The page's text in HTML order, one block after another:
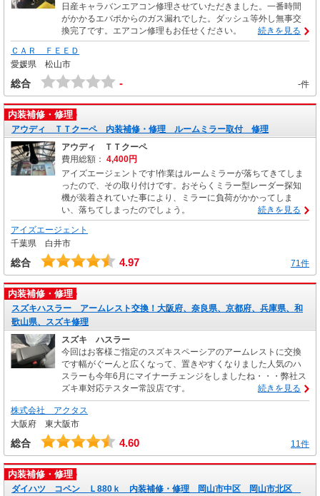
日産キャラバンエアコン修理させていただきました。一番時間
がかかるエバポからのガス漏れでした。ダッシュ等外し無事交
換完了です。エアコン修理もお任せください。
続きを見る
ＣＡＲ ＦＥＥＤ
愛媛県 松山市
総合 - -件
内装補修・修理
アウディ ＴＴクーペ 内装補修・修理 ルームミラー取付 修理
アウディ ＴＴクーペ
費用総額： 4,400円
アイズエージェントです!作業はルームミラーが落ちてきてしま
ったので、その取り付けです。おそらくミラー型レーダー探知
機が装着されていた事により、ミラーに負荷がかかってしま
い、落ちてしまったのでしょう。
続きを見る
アイズエージェント
千葉県 白井市
総合 4.97 71件
内装補修・修理
スズキハスラー アームレスト交換！大阪府、奈良県、京都府、兵庫県、和
歌山県、スズキ修理
スズキ ハスラー
今回はお客様ご指定のスズキスペーシアのアームレストに交換
です幅がぐーんと広くなって、置きやすくなりました人気のハ
スラーも今年6月にマイナーチェンジをしましたね・・・弊社ス
ズキ車対応テスター常設店です。
続きを見る
株式会社 アクタス
大阪府 東大阪市
総合 4.60 11件
内装補修・修理
ダイハツ コペン Ｌ880ｋ 内装補修・修理 岡山市中区 岡山市北区